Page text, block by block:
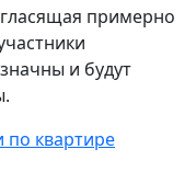
примерно
и будут
по квартире